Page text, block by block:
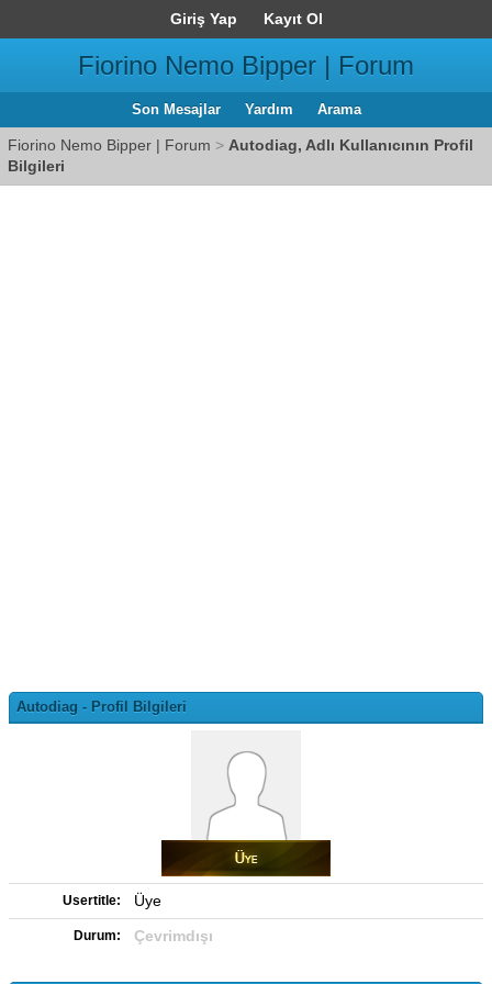
Giriş Yap Kayıt Ol
Fiorino Nemo Bipper | Forum
Son Mesajlar Yardım Arama
Fiorino Nemo Bipper | Forum > Autodiag, Adlı Kullanıcının Profil
Bilgileri
Autodiag - Profil Bilgileri
Usertitle: Üye
Durum: Çevrimdışı